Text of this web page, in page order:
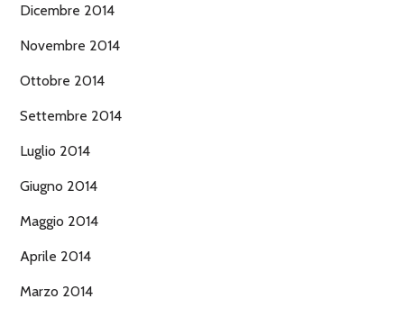
Dicembre 2014
Novembre 2014
Ottobre 2014
Settembre 2014
Luglio 2014
Giugno 2014
Maggio 2014
Aprile 2014
Marzo 2014